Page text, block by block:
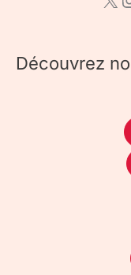
Découvrez